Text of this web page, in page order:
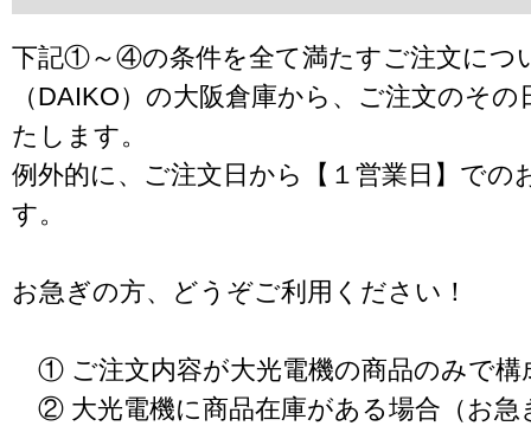
下記①～④の条件を全て満たすご注文につ
（DAIKO）の大阪倉庫から、ご注文のそ
たします。
例外的に、ご注文日から【１営業日】での
す。
お急ぎの方、どうぞご利用ください！
① ご注文内容が大光電機の商品のみで構
② 大光電機に商品在庫がある場合（お急